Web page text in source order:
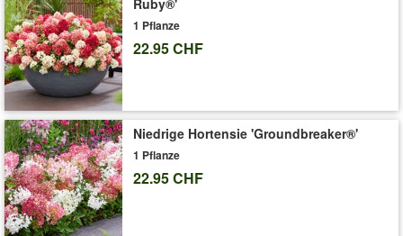
Heckenpflanze & Sichtschutz ideal. (Prunus lusitanica
'Angustifolia')
Art.-Nr.:3555
Liefergrösse:9x9 cm-Topf, ca. 30-40 cm hoch
'Portugiesischer Kirschlorbeer'
Pflege-Tipps
Ruby®'
1 Pflanze
22.95 CHF
Niedrige Hortensie 'Groundbreaker®'
1 Pflanze
22.95 CHF